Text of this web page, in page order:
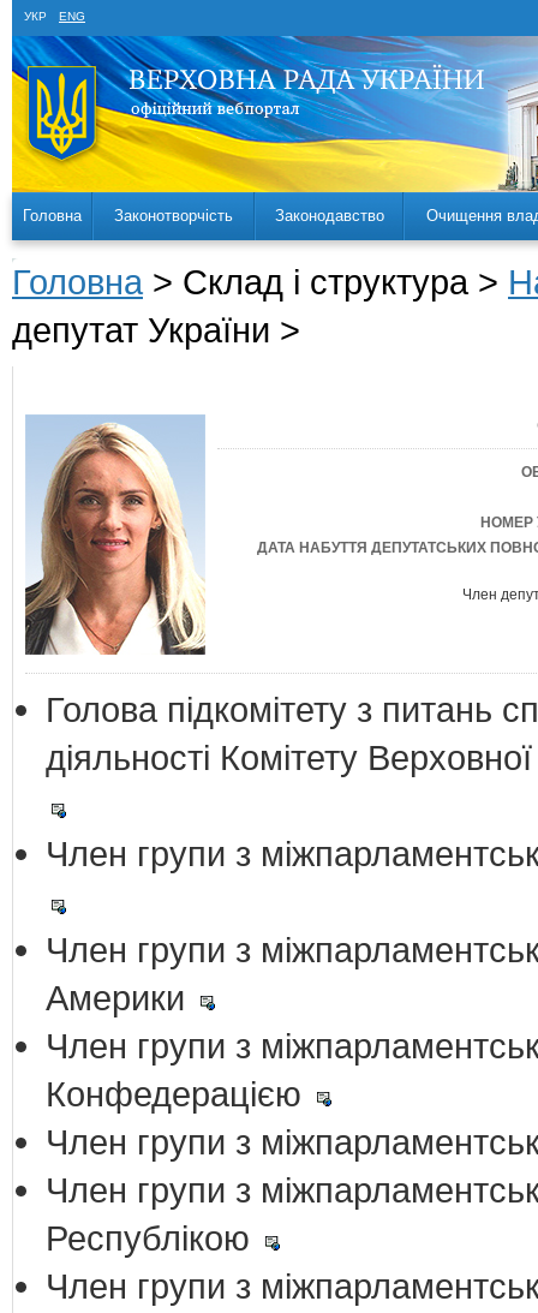
УКР ENG
Головна Законотворчість Законодавство Очищення
Головна > Склад і структура >
депутат України >
НОМЕР
ДАТА НАБУТТЯ ДЕПУТАТСЬКИХ
Член
Голова підкомітету з питань
діяльності Комітету
Член групи з
Член групи з
Америки
Член групи з
Конфедерацією
Член групи з
Член групи з
Республікою
Член групи з